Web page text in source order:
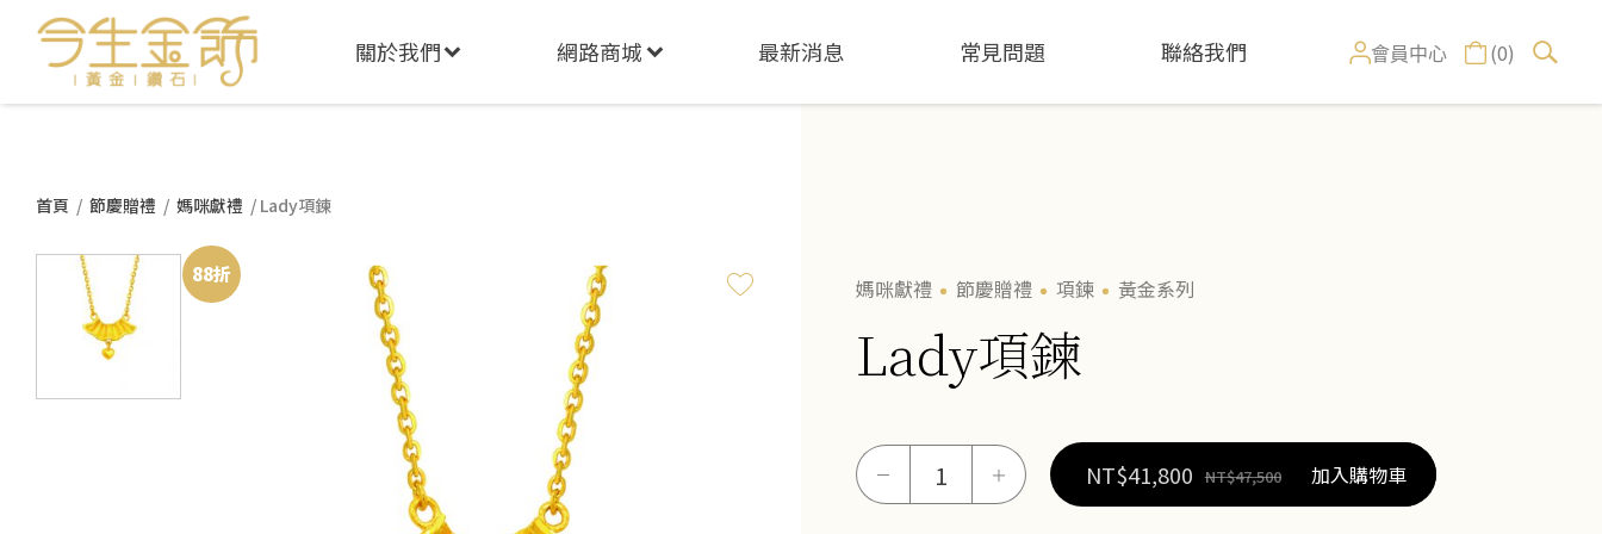
關於我們 網路商城 最新消息 常見問題 聯絡我們 會員中心 (0)
首頁 / 節慶贈禮 / 媽咪獻禮 / Lady項鍊
88折
媽咪獻禮 節慶贈禮 項鍊 黃金系列
Lady項鍊
－ ＋ NT$41,800 NT$47,500 加入購物車